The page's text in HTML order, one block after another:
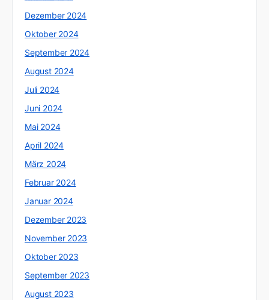
Dezember 2024
Oktober 2024
September 2024
August 2024
Juli 2024
Juni 2024
Mai 2024
April 2024
März 2024
Februar 2024
Januar 2024
Dezember 2023
November 2023
Oktober 2023
September 2023
August 2023